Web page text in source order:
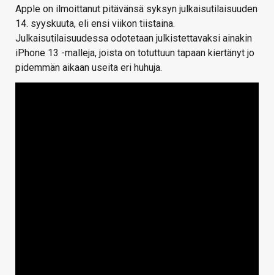
Apple on ilmoittanut pitävänsä syksyn julkaisutilaisuuden
14. syyskuuta, eli ensi viikon tiistaina.
Julkaisutilaisuudessa odotetaan julkistettavaksi ainakin
iPhone 13 -malleja, joista on totuttuun tapaan kiertänyt jo
pidemmän aikaan useita eri huhuja.